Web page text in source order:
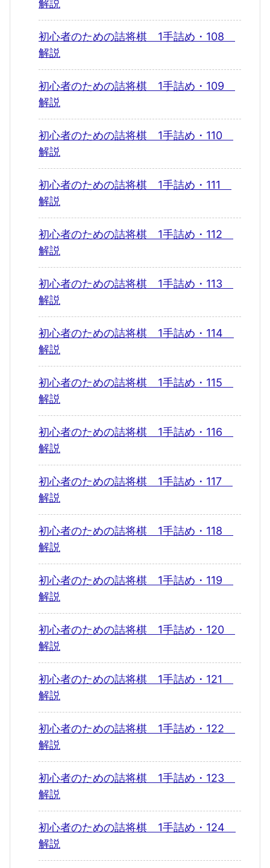
解説
初心者のための詰将棋 1手詰め・108
解説
初心者のための詰将棋 1手詰め・109
解説
初心者のための詰将棋 1手詰め・110
解説
初心者のための詰将棋 1手詰め・111
解説
初心者のための詰将棋 1手詰め・112
解説
初心者のための詰将棋 1手詰め・113
解説
初心者のための詰将棋 1手詰め・114
解説
初心者のための詰将棋 1手詰め・115
解説
初心者のための詰将棋 1手詰め・116
解説
初心者のための詰将棋 1手詰め・117
解説
初心者のための詰将棋 1手詰め・118
解説
初心者のための詰将棋 1手詰め・119
解説
初心者のための詰将棋 1手詰め・120
解説
初心者のための詰将棋 1手詰め・121
解説
初心者のための詰将棋 1手詰め・122
解説
初心者のための詰将棋 1手詰め・123
解説
初心者のための詰将棋 1手詰め・124
解説